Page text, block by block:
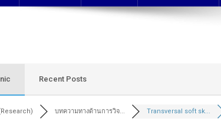
Recent Posts
บทความทางด้านการวิจ... Transversal soft sk...